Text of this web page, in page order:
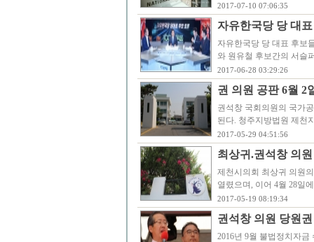
2017-07-10 07:06:35
자유한국당 당 대
자유한국당 당 대표 후보
와 원유철 후보간의 서슬
2017-06-28 03:29:26
권 의원 공판 6월 2
권석창 국회의원의 국가
된다. 청주지방법원 제천
2017-05-29 04:51:56
최상귀.권석창 의
제천시의회 최상귀 의원
열렸으며, 이어 4월 28일
2017-05-19 08:19:34
권석창 의원 당원
2016년 9월 불법정치자